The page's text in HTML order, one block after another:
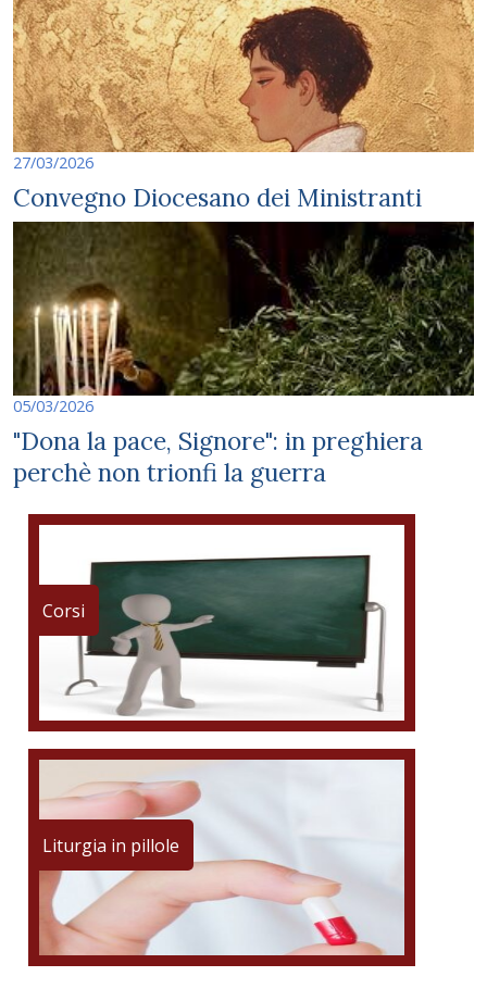
27/03/2026
Convegno Diocesano dei Ministranti
05/03/2026
"Dona la pace, Signore": in preghiera
perchè non trionfi la guerra
Corsi
Liturgia in pillole